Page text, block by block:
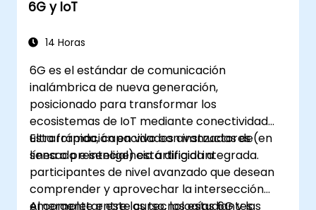
6G y IoT
14 Horas
6G es el estándar de comunicación
inalámbrica de nueva generación,
posicionado para transformar los
ecosistemas de IoT mediante conectividad
ultrarrápida, capacidades avanzadas de
sensado e inteligencia artificial integrada.
Esta formación en vivo con instructores (en
línea o presencial) está dirigida a
participantes de nivel avanzado que desean
comprender y aprovechar la intersección
emergente entre las tecnologías 6G y las
Al completar este curso, los estudiantes